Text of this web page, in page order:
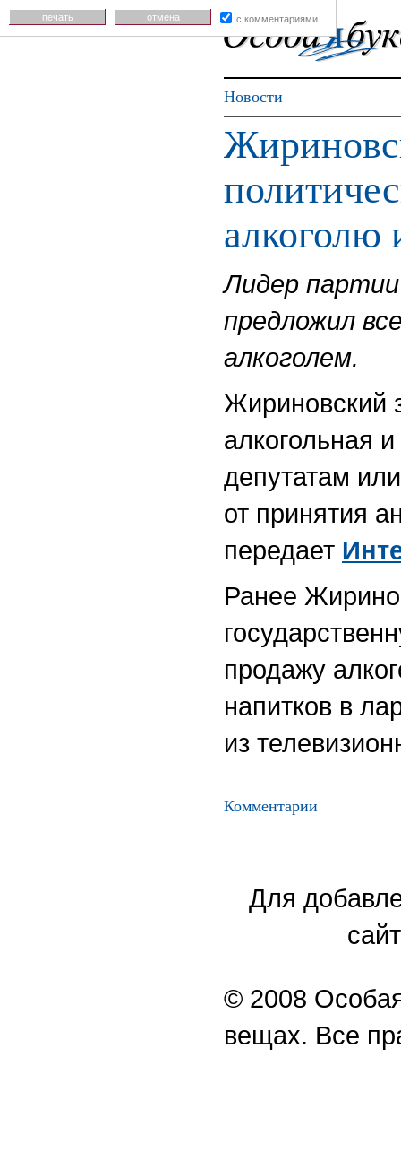
Новости
алкоголю
Лидер
предложил
алкоголем.
Жириновский
алкогольная
депутатам
от принятия
передает
Ранее
продажу
напитков в
из
Комментарии
Для
© 2008
вещах. Все
печать отмена с комментариями